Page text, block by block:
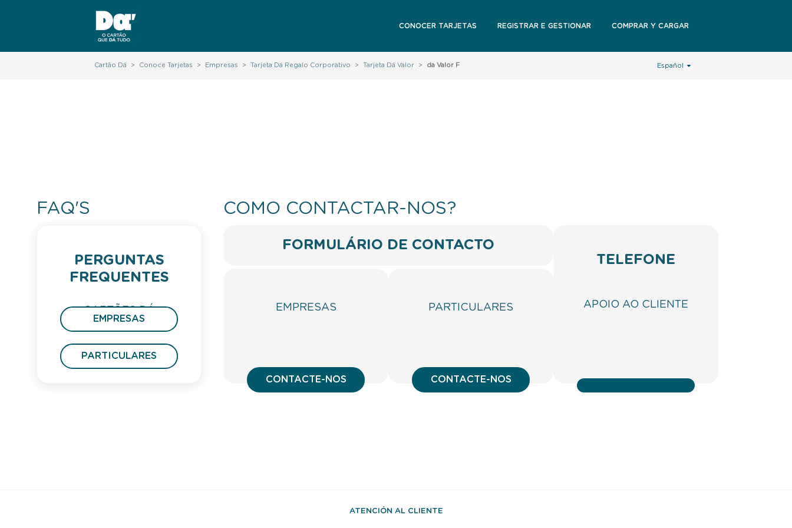
CONOCER TARJETAS REGISTRAR E GESTIONAR COMPRAR Y CARGAR
Cartão Dá > Conoce Tarjetas > Empresas > Tarjeta Dá Regalo Corporativo > Tarjeta Dá Valor > da Valor F Español
FAQ'S
PERGUNTAS
FREQUENTES
CARTÕES DÁ
PRESENTE
EMPRESAS
PARTICULARES
COMO CONTACTAR-NOS?
FORMULÁRIO DE CONTACTO
EMPRESAS
CONTACTE-NOS
PARTICULARES
CONTACTE-NOS
TELEFONE
APOIO AO CLIENTE
ATENCIÓN AL CLIENTE